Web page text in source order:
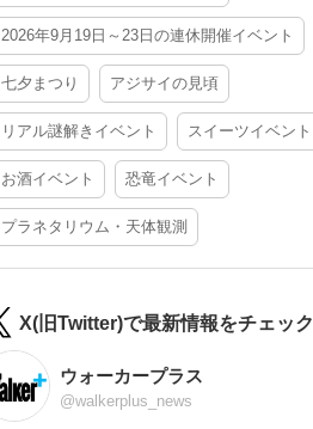
2026年9月19日～23日の連休開催イベント
七夕まつり アジサイの見頃
リアル謎解きイベント スイーツイベント
お酒イベント 恐竜イベント
プラネタリウム・天体観測
X(旧Twitter)で最新情報をチェック
ウォーカープラス
@walkerplus_news